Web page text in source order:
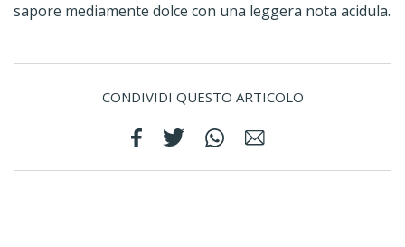
sapore mediamente dolce con una leggera nota acidula.
CONDIVIDI QUESTO ARTICOLO